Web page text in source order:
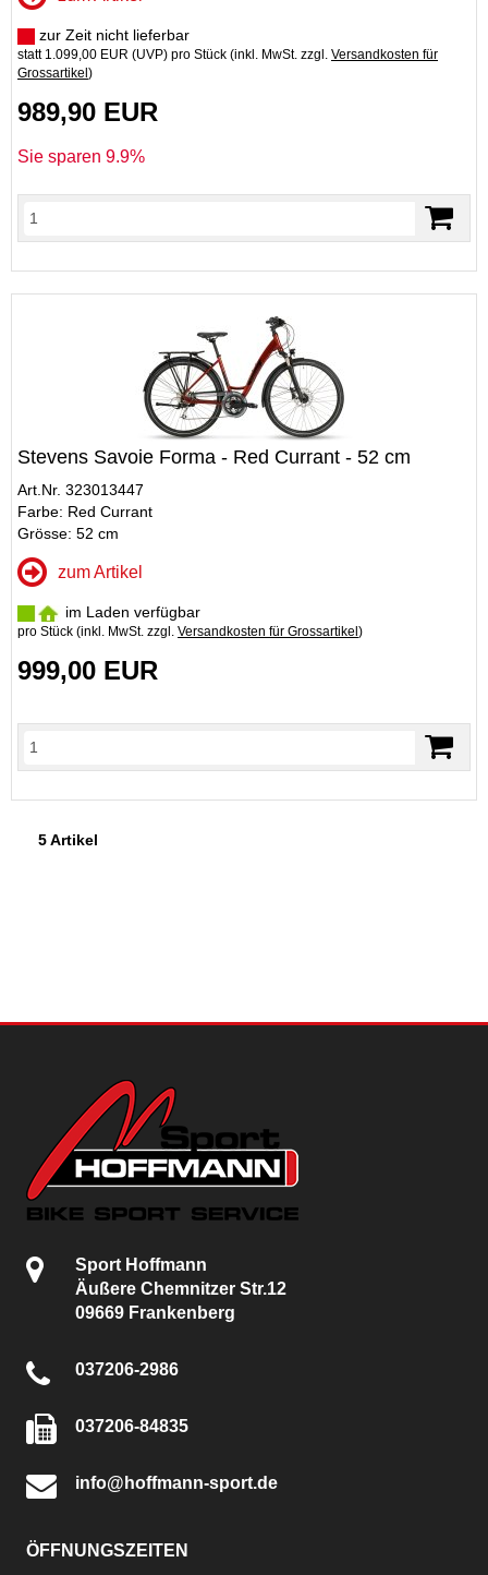
zur Zeit nicht lieferbar
statt 1.099,00 EUR (UVP) pro Stück (inkl. MwSt. zzgl. Versandkosten für
Grossartikel )
989,90 EUR
Sie sparen 9.9%
Stevens Savoie Forma - Red Currant - 52 cm
Art.Nr. 323013447
Farbe: Red Currant
Grösse: 52 cm
zum Artikel
im Laden verfügbar
pro Stück (inkl. MwSt. zzgl. Versandkosten für Grossartikel )
999,00 EUR
5 Artikel
Sport Hoffmann
Äußere Chemnitzer Str.12
09669 Frankenberg
037206-2986
037206-84835
info@hoffmann-sport.de
ÖFFNUNGSZEITEN